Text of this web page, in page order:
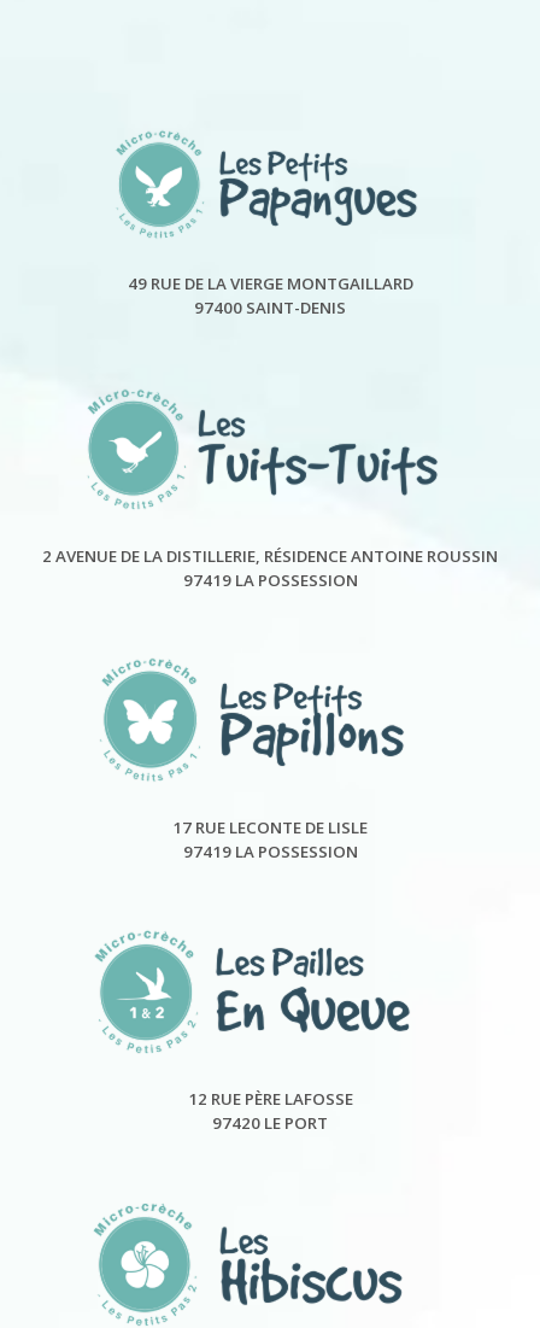
49 RUE DE LA VIERGE MONTGAILLARD
97400 SAINT-DENIS
2 AVENUE DE LA DISTILLERIE, RÉSIDENCE ANTOINE ROUSSIN
97419 LA POSSESSION
17 RUE LECONTE DE LISLE
97419 LA POSSESSION
12 RUE PÈRE LAFOSSE
97420 LE PORT